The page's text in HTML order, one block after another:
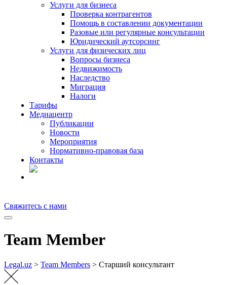
Услуги для бизнеса
Проверка контрагентов
Помощь в составлении документации
Разовые или регулярные консультации
Юридический аутсорсинг
Услуги для физических лиц
Вопросы бизнеса
Недвижимость
Наследство
Миграция
Налоги
Тарифы
Медиацентр
Публикации
Новости
Мероприятия
Нормативно-правовая база
Контакты
Свяжитесь с нами
Team Member
Legal.uz > Team Members > Старший консультант